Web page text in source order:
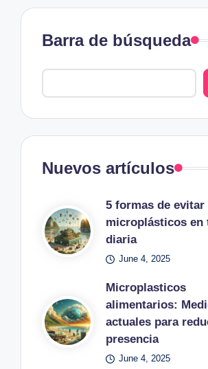
Barra de búsqueda
Nuevos artículos
5 formas de evitar
microplásticos en
diaria
June 4, 2025
Microplasticos
alimentarios:
actuales para
presencia
June 4, 2025